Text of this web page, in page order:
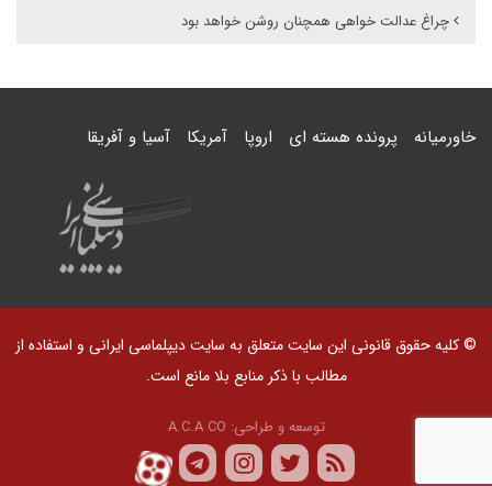
چراغ عدالت خواهی همچنان روشن خواهد بود
خاورمیانه پرونده هسته ای اروپا آمریکا آسیا و آفریقا
© کلیه حقوق قانونی این سایت متعلق به سایت دیپلماسی ایرانی و استفاده از
مطالب با ذکر منابع بلا مانع است.
توسعه و طراحی: A.C.A CO